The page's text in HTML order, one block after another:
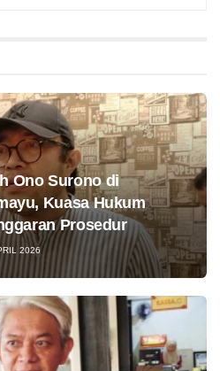
Ono Surono di
Kuasa Hukum
Prosedur
2026